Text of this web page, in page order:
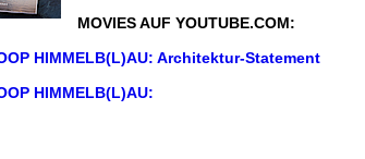
MOVIES AUF YOUTUBE.COM:
HIMMELB(L)AU: Architektur-Statement
HIMMELB(L)AU: